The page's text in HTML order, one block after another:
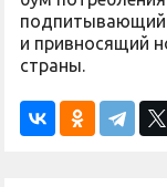
подпитывающий
и привносящий
страны.